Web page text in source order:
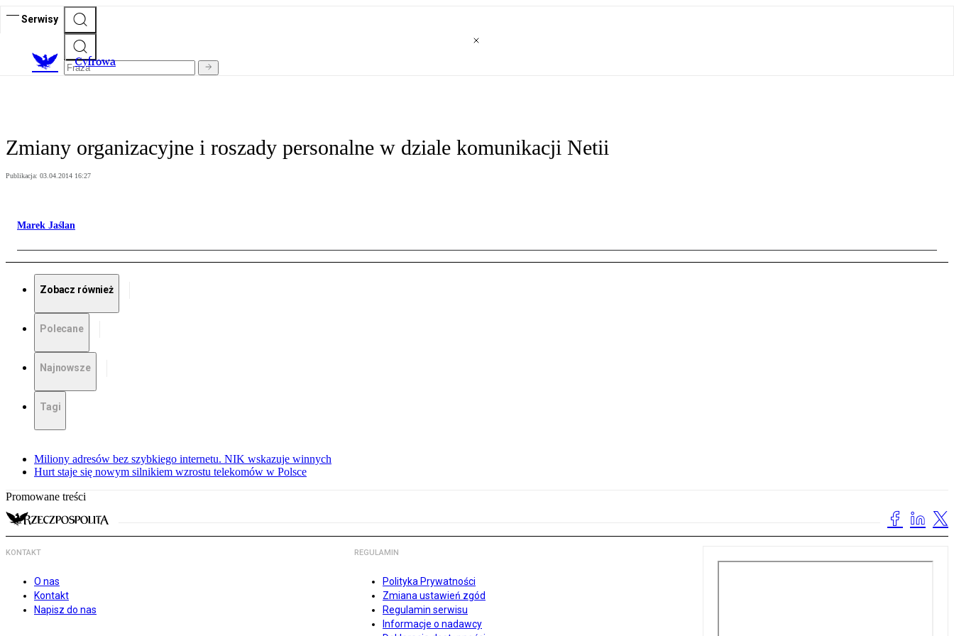
Serwisy
Cyfrowa
Zmiany organizacyjne i roszady personalne w dziale komunikacji Netii
Publikacja: 03.04.2014 16:27
Marek Jaślan
Zobacz również
Polecane
Najnowsze
Tagi
Miliony adresów bez szybkiego internetu. NIK wskazuje winnych
Hurt staje się nowym silnikiem wzrostu telekomów w Polsce
Promowane treści
KONTAKT
O nas
Kontakt
Napisz do nas
REGULAMIN
Polityka Prywatności
Zmiana ustawień zgód
Regulamin serwisu
Informacje o nadawcy